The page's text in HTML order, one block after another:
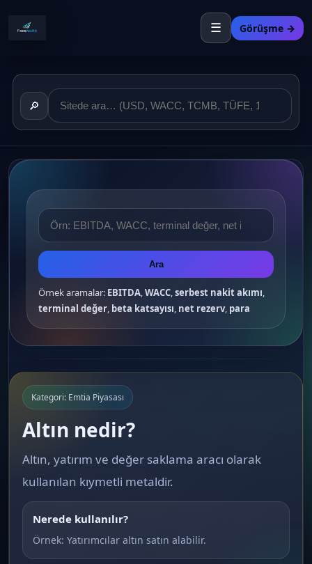
☰ Görüşme →
🔎
Ara
Örnek aramalar: EBITDA,WACC,serbest nakit akımı,
terminal değer, beta katsayısı, net rezerv, para
Kategori: Emtia Piyasası
Altın nedir?
Altın, yatırım ve değer saklama aracı olarak
kullanılan kıymetli metaldir.
Nerede kullanılır?
Örnek: Yatırımcılar altın satın alabilir.